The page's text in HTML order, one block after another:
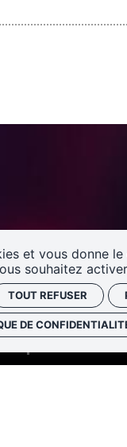
et vous donne
souhaitez activer
TOUT REFUSER
DE